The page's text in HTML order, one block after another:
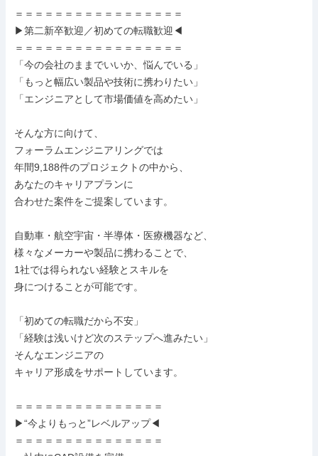
＝＝＝＝＝＝＝＝＝＝＝＝＝＝＝＝＝
▶第二新卒歓迎／初めての転職歓迎◀
＝＝＝＝＝＝＝＝＝＝＝＝＝＝＝＝＝
「今の会社のままでいいか、悩んでいる」
「もっと幅広い製品や技術に携わりたい」
「エンジニアとして市場価値を高めたい」
そんな方に向けて、
フォーラムエンジニアリングでは
年間9,188件のプロジェクトの中から、
あなたのキャリアプランに
合わせた案件をご提案しています。
自動車・航空宇宙・半導体・医療機器など、
様々なメーカーや製品に携わることで、
1社では得られない経験とスキルを
身につけることが可能です。
「初めての転職だから不安」
「経験は浅いけど次のステップへ進みたい」
そんなエンジニアの
キャリア形成をサポートしています。
＝＝＝＝＝＝＝＝＝＝＝＝＝＝＝
▶“今よりもっと”レベルアップ◀
＝＝＝＝＝＝＝＝＝＝＝＝＝＝＝